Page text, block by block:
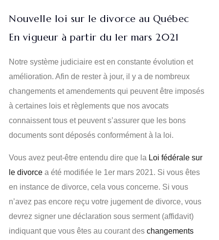
Nouvelle loi sur le divorce au Québec
En vigueur à partir du 1er mars 2021
Notre système judiciaire est en constante évolution et
amélioration. Afin de rester à jour, il y a de nombreux
changements et amendements qui peuvent être imposés
à certaines lois et règlements que nos avocats
connaissent tous et peuvent s’assurer que les bons
documents sont déposés conformément à la loi.
Vous avez peut-être entendu dire que la Loi fédérale sur
le divorce a été modifiée le 1er mars 2021. Si vous êtes
en instance de divorce, cela vous concerne. Si vous
n’avez pas encore reçu votre jugement de divorce, vous
devrez signer une déclaration sous serment (affidavit)
indiquant que vous êtes au courant des changements